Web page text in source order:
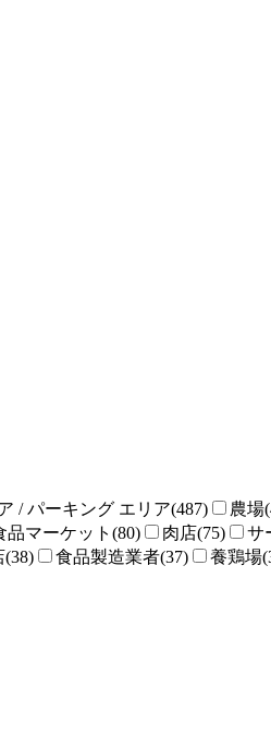
/ パーキング エリア(487) 農場
品マーケット(80) 肉店(75) サ
(38) 食品製造業者(37) 養鶏場